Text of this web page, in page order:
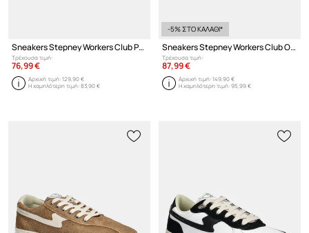
Sneakers Stepney Workers Club Pearl Leather
Τρέχουσα τιμή:
76,99 €
Αρχική τιμή:129,90 €
Η χαμηλότερη τιμή:83,90 €
-5% ΣΤΟ ΚΑΛΑΘΙ*
Sneakers Stepney Workers Club Osier S-Strike Suede Mix
Τρέχουσα τιμή:
87,99 €
Αρχική τιμή:149,90 €
Η χαμηλότερη τιμή:95,99 €